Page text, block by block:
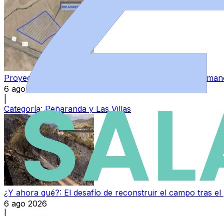
Proyectan una nueva macroplanta de biogás en
6 ago 2026
Categoría:Peñaranda y Las Villas
¿Y ahora qué?: El desafío de reconstruir el campo tras el
6 ago 2026